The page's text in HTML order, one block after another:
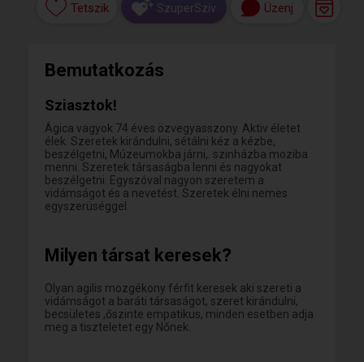
Tetszik SzuperSzív Üzenj
Bemutatkozás
Sziasztok!
Ágica vagyok 74 éves özvegyasszony. Aktiv életet
élek. Szeretek kirándulni, sétálni kéz a kézbe,
beszélgetni, Múzeumokba járni,. szinházba moziba
menni. Szeretek társaságba lenni és nagyokat
beszélgetni. Egyszóval nagyon szeretem a
vidámságot és a nevetést. Szeretek élni nemes
egyszerüséggel.
Milyen társat keresek?
Olyan agilis mozgékony férfit keresek aki szereti a
vidámságot a baráti társaságot, szeret kirándulni,
becsületes ,őszinte empatikus, minden esetben adja
meg a tiszteletet egy Nőnek.